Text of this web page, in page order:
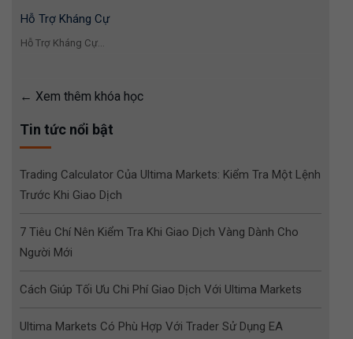
Hỗ Trợ Kháng Cự
Hỗ Trợ Kháng Cự...
Xem thêm khóa học
Tin tức nổi bật
Trading Calculator Của Ultima Markets: Kiểm Tra Một Lệnh
Trước Khi Giao Dịch
7 Tiêu Chí Nên Kiểm Tra Khi Giao Dịch Vàng Dành Cho
Người Mới
Cách Giúp Tối Ưu Chi Phí Giao Dịch Với Ultima Markets
Ultima Markets Có Phù Hợp Với Trader Sử Dụng EA